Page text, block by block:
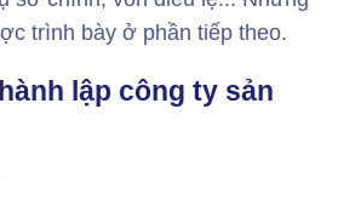
trình bày ở phần tiếp theo.
lập công ty sản